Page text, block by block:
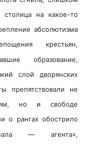
на какое-то
абсолютизма
крестьян,
образование,
слой дворянских
препятствовали не
но и свободе
о рангах обострило
— агента»,